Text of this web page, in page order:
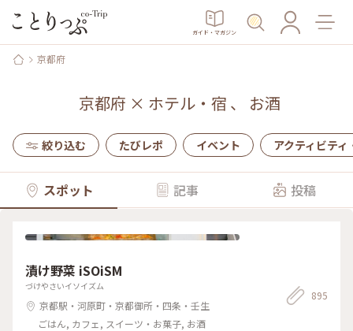
ガイド・マガジン
京都府
京都府 × ホテル・宿 、 お酒
絞り込む たびレポ イベント アクティビティ
スポット 記事 投稿
漬け野菜 iSOiSM
づけやさいイソイズム
京都駅・河原町・京都御所・四条・壬生
ごはん, カフェ, スイーツ・お菓子, お酒
895